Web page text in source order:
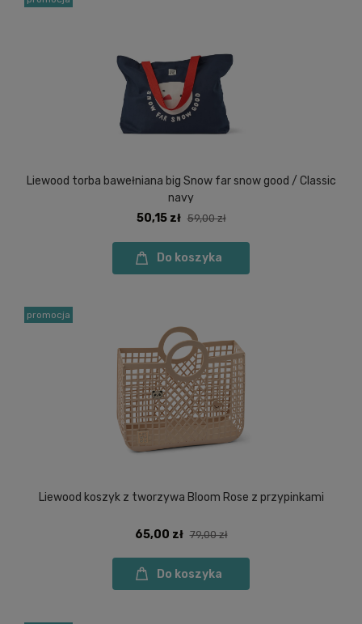
Liewood torba bawełniana big Snow far snow good / Classic
navy
50,15 zł 59,00 zł
Do koszyka
Liewood koszyk z tworzywa Bloom Rose z przypinkami
65,00 zł 79,00 zł
Do koszyka
promocja